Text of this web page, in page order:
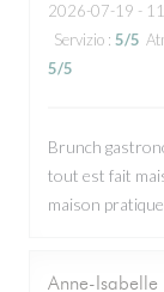
2026-07-19 -
Servizio : 5/5
5/5
Brunch
tout est fait
maison
Anne-Isabelle